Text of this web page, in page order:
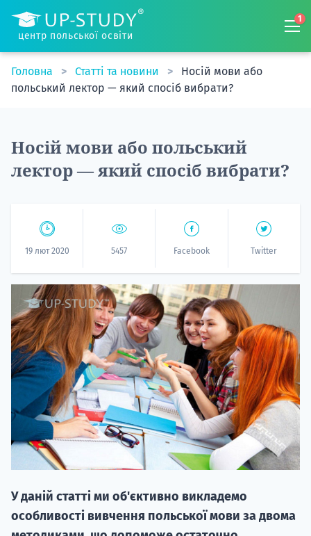
центр польської освіти
1
Головна Статті та новини
Носій мови або
польський лектор — який спосіб вибрати?
Носій мови або польський
лектор — який спосіб вибрати?
19 лют 2020 5457 Facebook Twitter
У даній статті ми об'єктивно викладемо
особливості вивчення польської мови за двома
"Навчання